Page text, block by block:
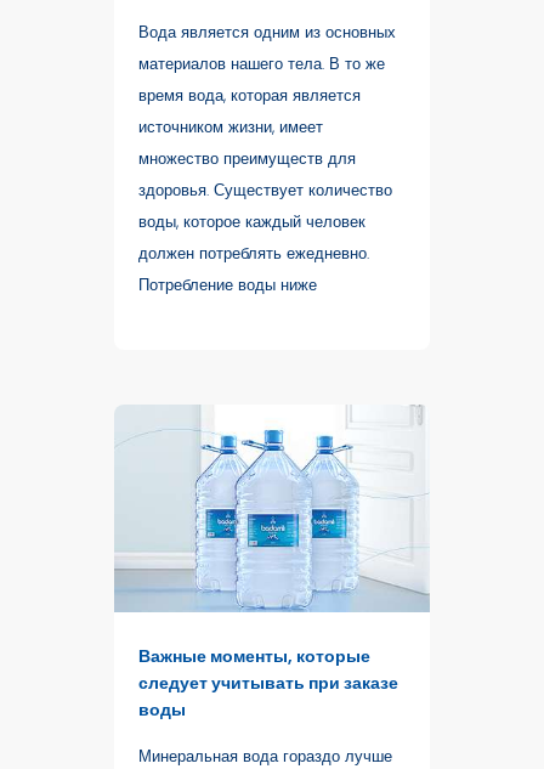
Вода является одним из основных
материалов нашего тела. В то же
время вода, которая является
источником жизни, имеет
множество преимуществ для
здоровья. Существует количество
воды, которое каждый человек
должен потреблять ежедневно.
Потребление воды ниже
Важные моменты, которые
следует учитывать при заказе
воды
Минеральная вода гораздо лучше